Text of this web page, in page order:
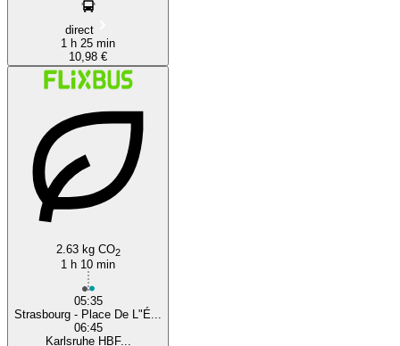
direct
1 h 25 min
10,98 €
2.63 kg CO2
1 h 10 min
05:35
Strasbourg - Place De L"É...
06:45
Karlsruhe HBF...